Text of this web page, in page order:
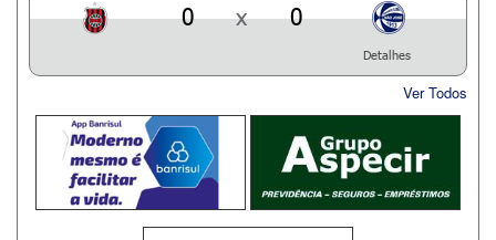
0 x 0
Detalhes
Ver Todos